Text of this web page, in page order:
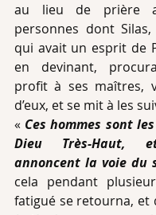
au lieu de prière
personnes dont
qui avait un esprit de
en devinant,
profit à ses maîtres,
d’eux, et se mit à les
« Ces hommes sont
Dieu Très-Haut,
annoncent la voie du
cela pendant